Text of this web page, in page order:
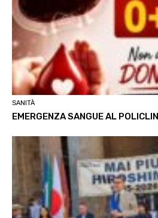
SANITÀ
EMERGENZA SANGUE AL